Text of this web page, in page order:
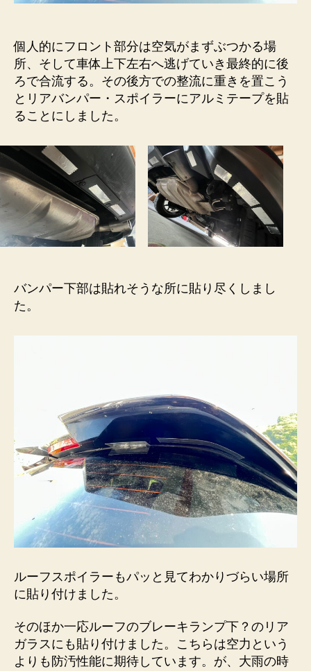
ミ
プ
へ
の
個人的にフロント部分は空気がまずぶつかる場
所、そして車体上下左右へ逃げていき最終的に後
ろで合流する。その後方での整流に重きを置こう
とリアバンパー・スポイラーにアルミテープを貼
ることにしました。
バンパー下部は貼れそうな所に貼り尽くしまし
た。
ルーフスポイラーもパッと見てわかりづらい場所
に貼り付けました。
そのほか一応ルーフのブレーキランプ下？のリア
ガラスにも貼り付けました。こちらは空力という
よりも防汚性能に期待しています。が、大雨の時